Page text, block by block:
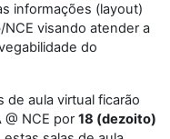
informações (layout)
visando atender a
do
de aula virtual ficarão
@ NCE por18 (dezoito)